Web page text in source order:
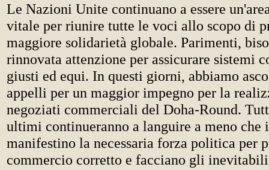
Le Nazioni Unite continuano a essere
vitale per riunire tutte le voci allo scopo di
maggiore solidarietà globale. Parimenti,
rinnovata attenzione per assicurare sistemi
giusti ed equi. In questi giorni, abbiamo
appelli per un maggior impegno per la
negoziati commerciali del Doha-Round.
ultimi continueranno a languire a meno che
manifestino la necessaria forza politica per
commercio corretto e facciano gli